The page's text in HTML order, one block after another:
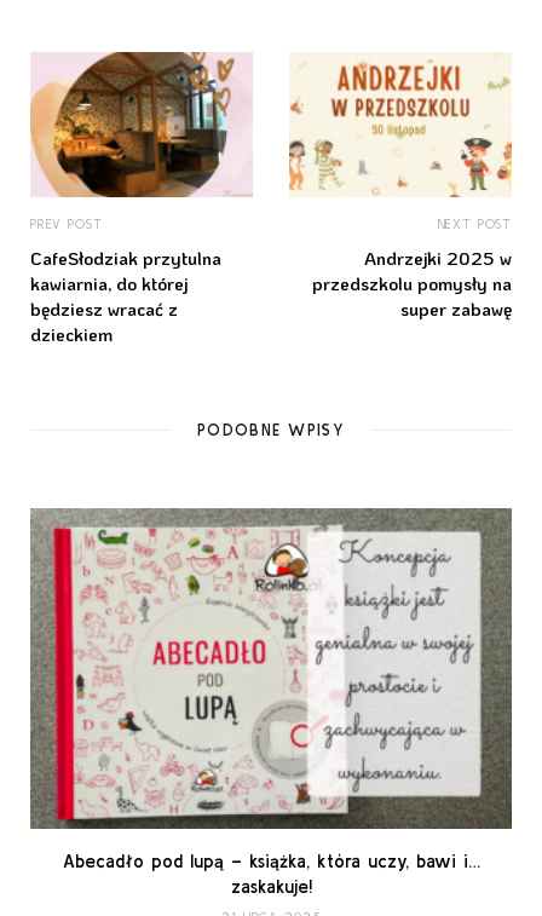
PREV POST
CafeSłodziak przytulna
kawiarnia, do której
będziesz wracać z
dzieckiem
NEXT POST
Andrzejki 2025 w
przedszkolu pomysły na
super zabawę
PODOBNE WPISY
Abecadło pod lupą – książka, która uczy, bawi i…
zaskakuje!